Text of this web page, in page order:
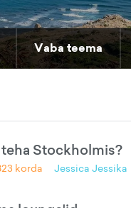
Vaba teema
Stockholmis?
korda Jessica Jessika